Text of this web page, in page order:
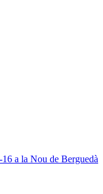
a la Nou de Berguedà